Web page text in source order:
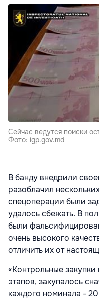
Сейчас ведутся поиски
Фото: igp.gov.md
В банду внедрили
разоблачил
спецоперации были
удалось сбежать. В
были
очень высокого
отличить их от
«Контрольные
этапов, закупалось
каждого номинала -